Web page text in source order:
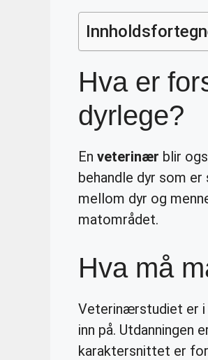
Hva er
dyrlege?
Enveterinær blir
behandle dyr som
mellom dyr og
matområdet.
Hva må
Veterinærstudiet er i
inn på.
karaktersnittet er